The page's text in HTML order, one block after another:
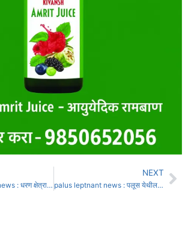
sangli mansoon news : धरण क्षेत्रात पाऊस, नद्यांच्या पाणीपातळीत वाढ
NEXT
palus leptnant news : पलूस येथील जवान लेफ्टनंट अथर्व कुंभार यांचे प्रशिक्षणादरम्यान निधन